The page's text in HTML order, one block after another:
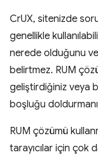
CrUX, sitenizde
genellikle
nerede olduğunu
belirtmez. RUM
geliştirdiğiniz veya
boşluğu
RUM çözümü
tarayıcılar için çok